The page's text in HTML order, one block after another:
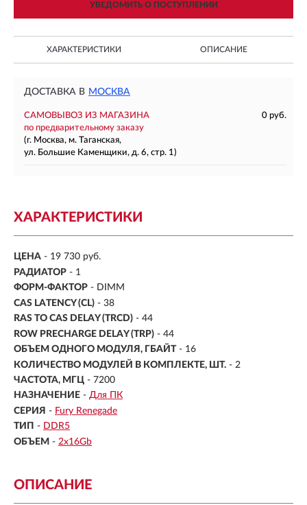
УВЕДОМИТЬ О ПОСТУПЛЕНИИ
ХАРАКТЕРИСТИКИ ОПИСАНИЕ
ДОСТАВКА В МОСКВА
САМОВЫВОЗ ИЗ МАГАЗИНА
0 руб.
по предварительному заказу
(г. Москва, м. Таганская,
ул. Большие Каменщики, д. 6, стр. 1)
ХАРАКТЕРИСТИКИ
ЦЕНА - 19 730 руб.
РАДИАТОР - 1
ФОРМ-ФАКТОР - DIMM
CAS LATENCY (CL) - 38
RAS TO CAS DELAY (TRCD) - 44
ROW PRECHARGE DELAY (TRP) - 44
ОБЪЕМ ОДНОГО МОДУЛЯ, ГБАЙТ - 16
КОЛИЧЕСТВО МОДУЛЕЙ В КОМПЛЕКТЕ, ШТ. - 2
ЧАСТОТА, МГЦ - 7200
НАЗНАЧЕНИЕ - Для ПК
СЕРИЯ - Fury Renegade
ТИП - DDR5
ОБЪЕМ - 2х16Gb
ОПИСАНИЕ